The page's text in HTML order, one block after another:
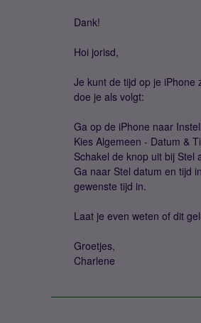
Dank!
Hoi jorisd,
Je kunt de tijd op je iPhone
doe je als volgt:
Ga op de iPhone naar
Kies Algemeen - Datum &
Schakel de knop uit bij Stel
Ga naar Stel datum en tijd
gewenste tijd in.
Laat je even weten of dit
Groetjes,
Charlene